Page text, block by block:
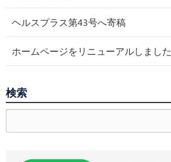
ヘルスプラス第43号へ寄稿
ホームページをリニューアルしました
検索